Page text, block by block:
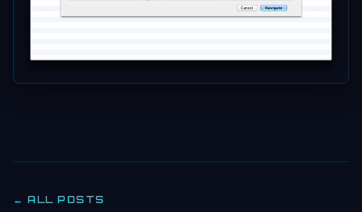
← ALL POSTS